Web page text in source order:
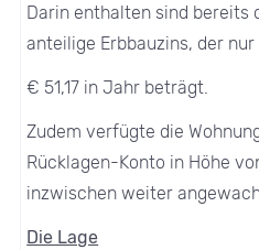
Darin enthalten sind bereits
anteilige Erbbauzins, der nur
€ 51,17 in Jahr beträgt.
Zudem verfügte die
Rücklagen-Konto in Höhe
inzwischen weiter
Die Lage